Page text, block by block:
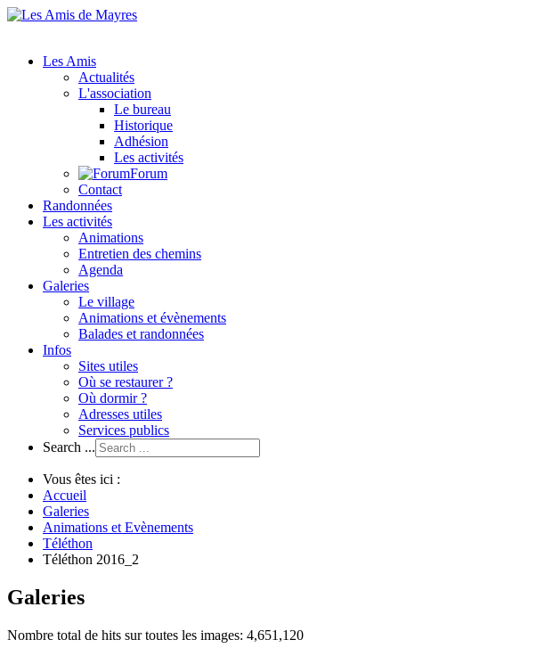
Les Amis
Actualités
L'association
Le bureau
Historique
Adhésion
Les activités
Forum
Contact
Randonnées
Les activités
Animations
Entretien des chemins
Agenda
Galeries
Le village
Animations et évènements
Balades et randonnées
Infos
Sites utiles
Où se restaurer ?
Où dormir ?
Adresses utiles
Services publics
Search ...
Vous êtes ici :
Accueil
Galeries
Animations et Evènements
Téléthon
Téléthon 2016_2
Galeries
Nombre total de hits sur toutes les images: 4,651,120